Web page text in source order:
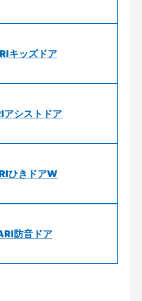
キッズドア
シストドア
ひきドアW
防音ドア